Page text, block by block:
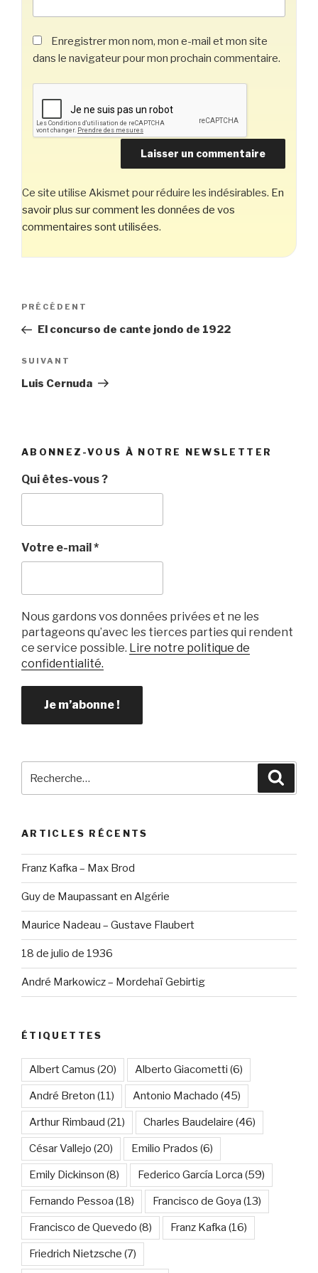
Enregistrer mon nom, mon e-mail et mon site
dans le navigateur pour mon prochain commentaire.
Ce site utilise Akismet pour réduire les indésirables. En
savoir plus sur comment les données de vos
commentaires sont utilisées.
Navigation
l’article
Article
précédent
PRÉCÉDENT
El concurso de cante jondo de 1922
Article
suivant
SUIVANT
Luis Cernuda
ABONNEZ-VOUS À NOTRE NEWSLETTER
Qui êtes-vous ?
Votre e-mail *
Nous gardons vos données privées et ne les
partageons qu’avec les tierces parties qui rendent
ce service possible. Lire notre politique de
confidentialité.
pour
ARTICLES RÉCENTS
Franz Kafka – Max Brod
Guy de Maupassant en Algérie
Maurice Nadeau – Gustave Flaubert
18 de julio de 1936
André Markowicz – Mordehaï Gebirtig
ÉTIQUETTES
Albert Camus (20) Alberto Giacometti (6)
André Breton (11) Antonio Machado (45)
Arthur Rimbaud (21) Charles Baudelaire (46)
César Vallejo (20) Emilio Prados (6)
Emily Dickinson (8) Federico García Lorca (59)
Fernando Pessoa (18) Francisco de Goya (13)
Francisco de Quevedo (8) Franz Kafka (16)
Friedrich Nietzsche (7)